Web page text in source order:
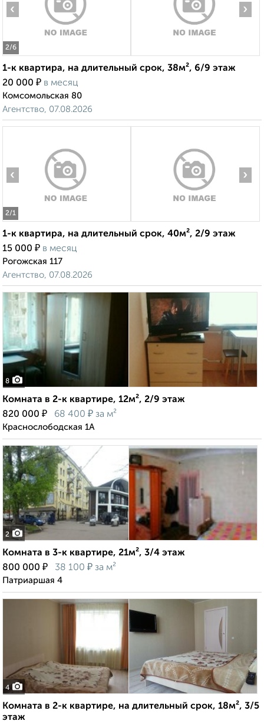
2/6
‹ ›
1-к квартира, на длительный срок, 38м², 6/9 этаж
20 000 ₽ в месяц
Комсомольская 80
Агентство, 07.08.2026
2/1
‹ ›
1-к квартира, на длительный срок, 40м², 2/9 этаж
15 000 ₽ в месяц
Рогожская 117
Агентство, 07.08.2026
8
Комната в 2-к квартире, 12м², 2/9 этаж
820 000 ₽ 68 400 ₽ за м²
Краснослободская 1А
2
Комната в 3-к квартире, 21м², 3/4 этаж
800 000 ₽ 38 100 ₽ за м²
Патриаршая 4
4
Комната в 2-к квартире, на длительный срок, 18м², 3/5
этаж